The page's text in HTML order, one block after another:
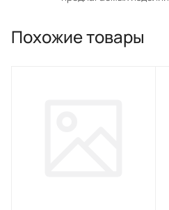
Похожие товары